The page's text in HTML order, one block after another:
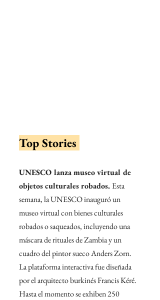
Top Stories
UNESCO lanza museo virtual de
objetos culturales robados. Esta
semana, la UNESCO inauguró un
museo virtual con bienes culturales
robados o saqueados, incluyendo una
máscara de rituales de Zambia y un
cuadro del pintor sueco Anders Zorn.
La plataforma interactiva fue diseñada
por el arquitecto burkinés Francis Kéré.
Hasta el momento se exhiben 250